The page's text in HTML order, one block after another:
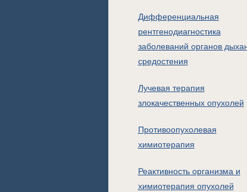
Дифференциальная
рентгенодиагностика
заболеваний органов
средостения
Лучевая терапия
злокачественных опухолей
Противоопухолевая
химиотерапия
Реактивность организма и
химиотерапия опухолей